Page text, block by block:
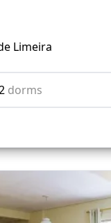
Limeira
dorms